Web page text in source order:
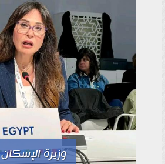
وزيرة الإسكان